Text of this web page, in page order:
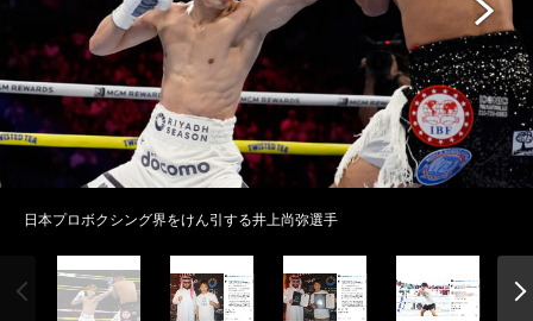
日本プロボクシング界をけん引する井上尚弥選手